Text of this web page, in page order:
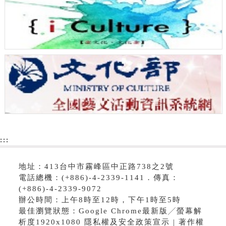
:::
地址：413台中市霧峰區中正路738之2號
電話總機：(+886)-4-2339-1141．傳真：
(+886)-4-2339-9072
辦公時間：上午8時至12時，下午1時至5時
最佳瀏覽狀態：Google Chrome最新版╱螢幕解
析度1920x1080 隱私權及安全政策宣示 | 著作權